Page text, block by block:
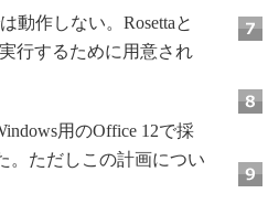
動作しない。Rosettaと
行するために用意され
用のOffice 12で採
。ただしこの計画につい